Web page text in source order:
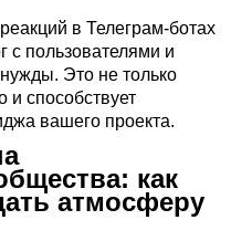
в Телеграм-ботах
с пользователями и
Это не только
и способствует
вашего проекта.
как
атмосферу